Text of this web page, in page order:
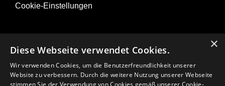
Cookie-Einstellungen
Presse
×
Diese Webseite verwendet Cookies.
Wir verwenden Cookies, um die Benutzerfreundlichkeit unserer
Website zu verbessern. Durch die weitere Nutzung unserer Webseite
stimmen Sie der Verwendung von Cookies gemäß unserer Cookie-